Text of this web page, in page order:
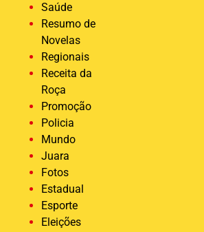
Saúde
Resumo de
Novelas
Regionais
Receita da
Roça
Promoção
Policia
Mundo
Juara
Fotos
Estadual
Esporte
Eleições